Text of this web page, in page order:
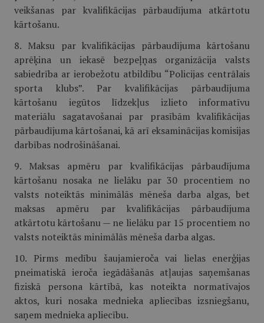
veikšanas par kvalifikācijas pārbaudījuma atkārtotu
kārtošanu.
8. Maksu par kvalifikācijas pārbaudījuma kārtošanu
aprēķina un iekasē bezpeļņas organizācija valsts
sabiedrība ar ierobežotu atbildību “Policijas centrālais
sporta klubs”. Par kvalifikācijas pārbaudījuma
kārtošanu iegūtos līdzekļus izlieto informatīvu
materiālu sagatavošanai par prasībām kvalifikācijas
pārbaudījuma kārtošanai, kā arī eksaminācijas komisijas
darbības nodrošināšanai.
9. Maksas apmēru par kvalifikācijas pārbaudījuma
kārtošanu nosaka ne lielāku par 30 procentiem no
valsts noteiktās minimālās mēneša darba algas, bet
maksas apmēru par kvalifikācijas pārbaudījuma
atkārtotu kārtošanu — ne lielāku par 15 procentiem no
valsts noteiktās minimālās mēneša darba algas.
10. Pirms medību šaujamieroča vai lielas enerģijas
pneimatiskā ieroča iegādāšanās atļaujas saņemšanas
fiziskā persona kārtībā, kas noteikta normatīvajos
aktos, kuri nosaka mednieka apliecības izsniegšanu,
saņem mednieka apliecību.